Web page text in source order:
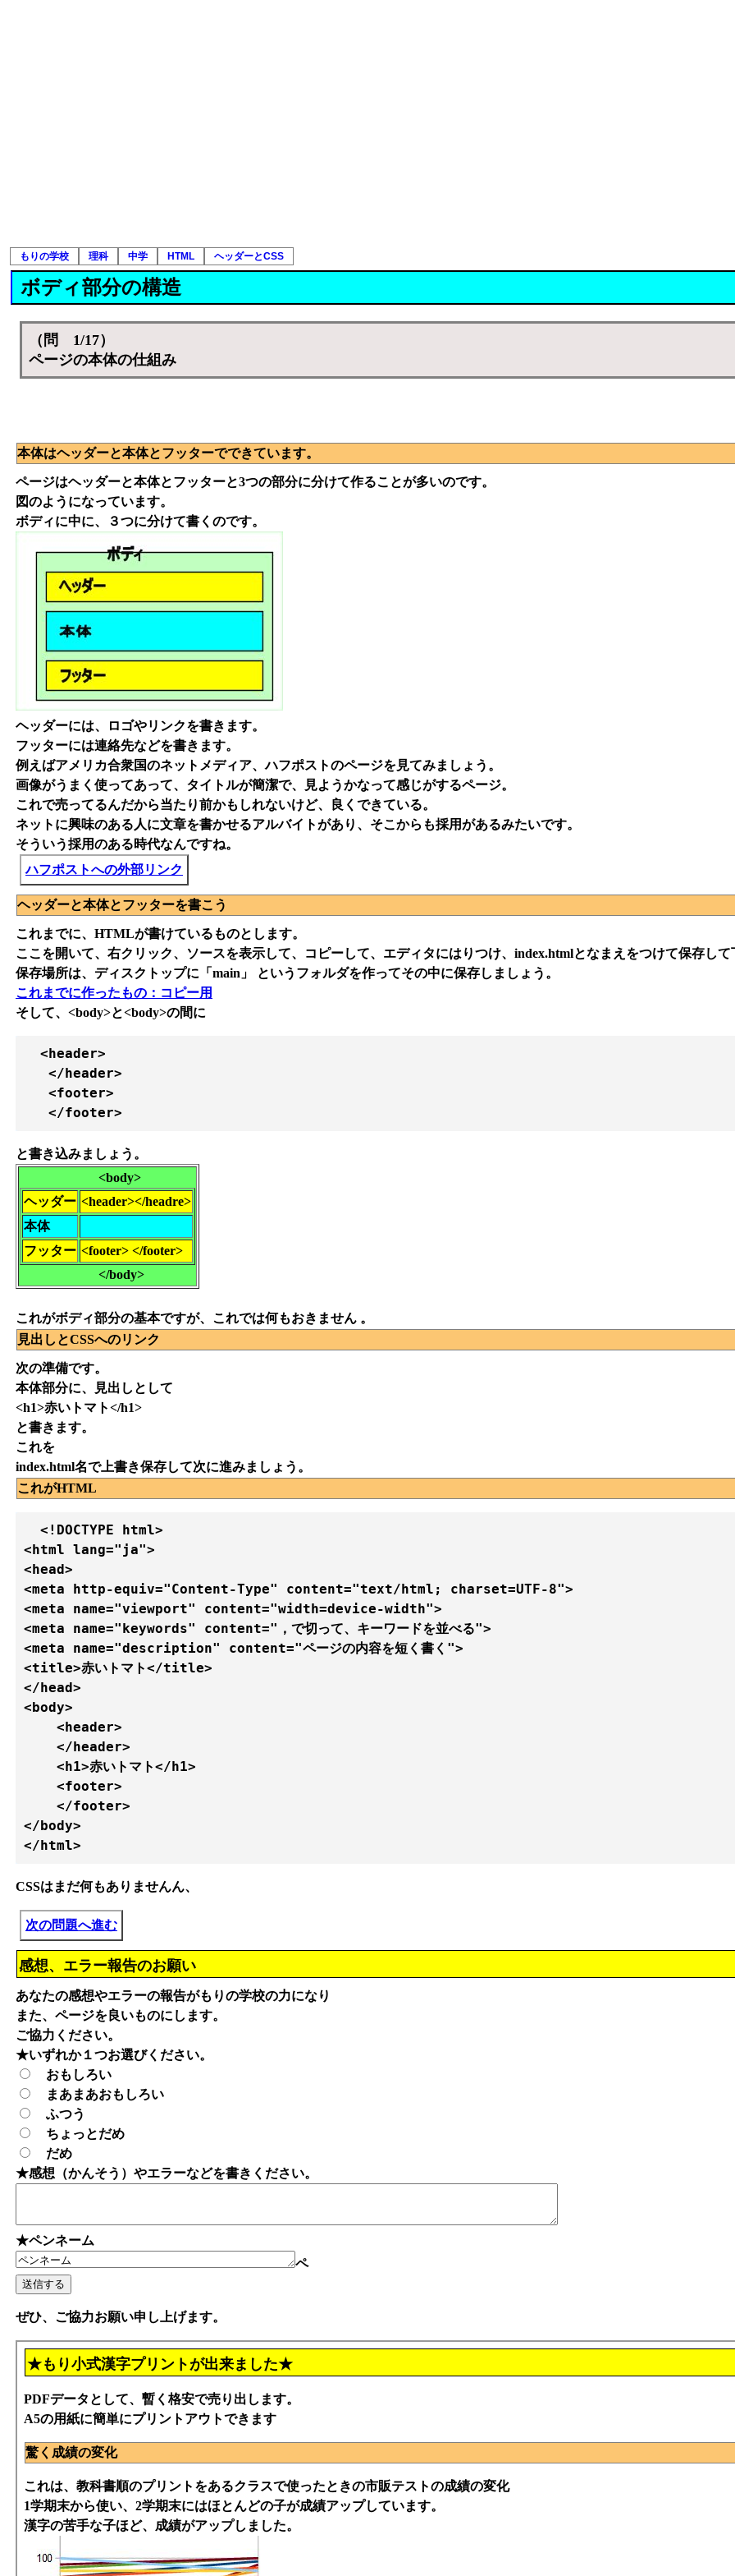
もりの学校 理科 中学 HTML ヘッダーとCSS
ボディ部分の構造
（問 1/17）
ページの本体の仕組み
本体はヘッダーと本体とフッターでできています。
ページはヘッダーと本体とフッターと3つの部分に分けて作ることが多いのです。
図のようになっています。
ボディに中に、３つに分けて書くのです。
ヘッダーには、ロゴやリンクを書きます。
フッターには連絡先などを書きます。
例えばアメリカ合衆国のネットメディア、ハフポストのページを見てみましょう。
画像がうまく使ってあって、タイトルが簡潔で、見ようかなって感じがするページ。
これで売ってるんだから当たり前かもしれないけど、良くできている。
ネットに興味のある人に文章を書かせるアルバイトがあり、そこからも採用があるみたいです。
そういう採用のある時代なんですね。
ハフポストへの外部リンク
ヘッダーと本体とフッターを書こう
これまでに、HTMLが書けているものとします。
ここを開いて、右クリック、ソースを表示して、コピーして、エディタにはりつけ、index.htmlとなまえをつけて保存して
保存場所は、ディスクトップに「main」 というフォルダを作ってその中に保存しましょう。
これまでに作ったもの：コピー用
そして、<body>と<body>の間に
  <header>
   </header>
   <footer>
と書き込みましょう。
<body>
ヘッダー <header></headre>
本体
フッター <footer> </footer>
</body>
これがボディ部分の基本ですが、これでは何もおきません 。
見出しとCSSへのリンク
次の準備です。
本体部分に、見出しとして
<h1>赤いトマト</h1>
と書きます。
これを
index.html名で上書き保存して次に進みましょう。
これがHTML
  <!DOCTYPE html>
<html lang="ja">
<head>
<meta http-equiv="Content-Type" content="text/html; charset=UTF-8">
<meta name="viewport" content="width=device-width">
<meta name="keywords" content="，で切って、キーワードを並べる">
<meta name="description" content="ページの内容を短く書く">
<title>赤いトマト</title>
</head>
<body>
    <header>
    </header>
    <h1>赤いトマト</h1>
    <footer>
    </footer>
</body>
</html>
CSSはまだ何もありませんん、
次の問題へ進む
感想、エラー報告のお願い
あなたの感想やエラーの報告がもりの学校の力になり
また、ページを良いものにします。
ご協力ください。
★いずれか１つお選びください。
おもしろい
まあまあおもしろい
ふつう
ちょっとだめ
だめ
★感想（かんそう）やエラーなどを書きください。
★ペンネーム
ペ
ぜひ、ご協力お願い申し上げます。